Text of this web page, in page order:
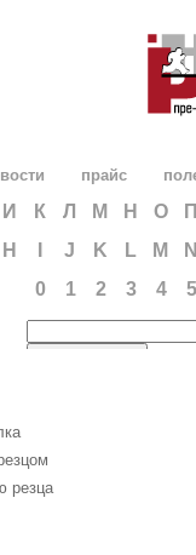
прайс
И К Л М Н О
H J K L M
0
1 2 3 4 5
резца